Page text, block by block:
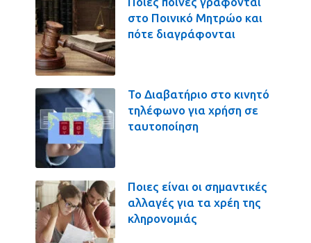
στο Ποινικό Μητρώο και
πότε διαγράφονται
Το Διαβατήριο στο κινητό
τηλέφωνο για χρήση σε
ταυτοποίηση
Ποιες είναι οι σημαντικές
αλλαγές για τα χρέη της
κληρονομιάς